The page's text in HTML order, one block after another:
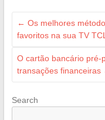
← Os melhores
favoritos na sua TV TCL
O cartão bancário pré-
transações financeiras
Search